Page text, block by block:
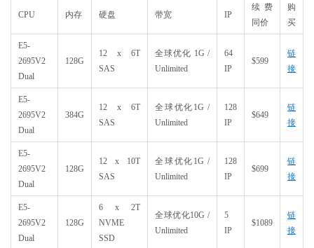
CPU 内存 硬盘 带宽 IP
续费
同价
购
买
E5-
2695V2
Dual
128G
12 x 6T
SAS
全球优化 1G /
Unlimited
64
IP
$599
链
接
E5-
2695V2
Dual
384G
12 x 6T
SAS
全球优化1G /
Unlimited
128
IP
$649
链
接
E5-
2695V2
Dual
128G
12 x 10T
SAS
全球优化1G /
Unlimited
128
IP
$699
链
接
E5-
2695V2
Dual
128G
6 x 2T
NVME
SSD
全球优化10G /
Unlimited
5
IP
$1089
链
接